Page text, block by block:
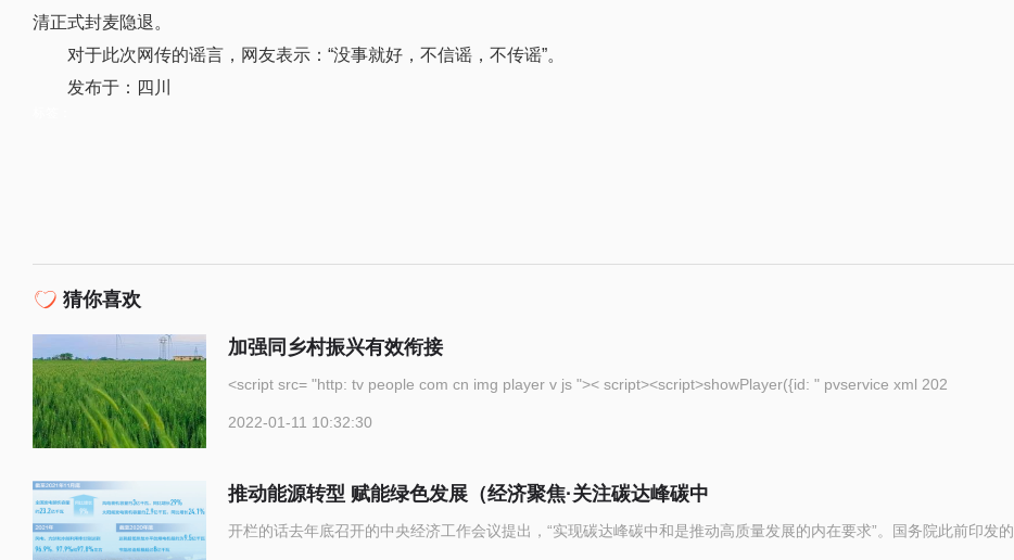
清正式封麦隐退。
对于此次网传的谣言，网友表示：“没事就好，不信谣，不传谣”。
发布于：四川
猜你喜欢
加强同乡村振兴有效衔接
<script src= "http: tv people com cn img player v js ">< script><script>showPlayer({id: " pvservice xml 202
2022-01-11 10:32:30
推动能源转型 赋能绿色发展（经济聚焦·关注碳达峰碳中
开栏的话去年底召开的中央经济工作会议提出，“实现碳达峰碳中和是推动高质量发展的内在要求”。国务院此前印发的